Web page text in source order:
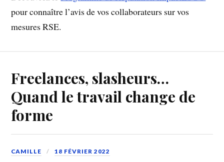
pour connaître l’avis de vos collaborateurs sur vos
mesures RSE.
Freelances, slasheurs…
Quand le travail change de
forme
CAMILLE 18 FÉVRIER 2022